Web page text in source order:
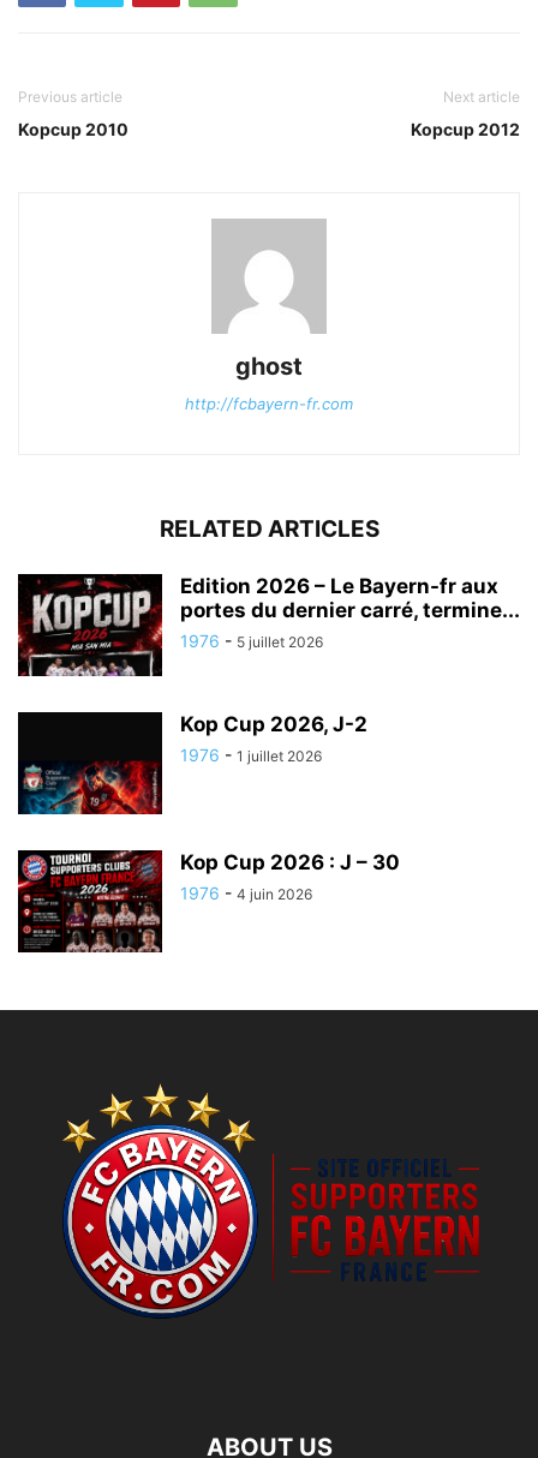
Previous article
Kopcup 2010
Next article
Kopcup 2012
ghost
http://fcbayern-fr.com
RELATED ARTICLES
Edition 2026 – Le Bayern-fr aux
portes du dernier carré, termine...
1976 - 5 juillet 2026
Kop Cup 2026, J-2
1976 - 1 juillet 2026
Kop Cup 2026 : J – 30
1976 - 4 juin 2026
ABOUT US